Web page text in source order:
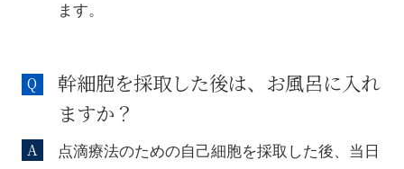
ます。
幹細胞を採取した後は、お風呂に入れ
ますか？
点滴療法のための自己細胞を採取した後、当日